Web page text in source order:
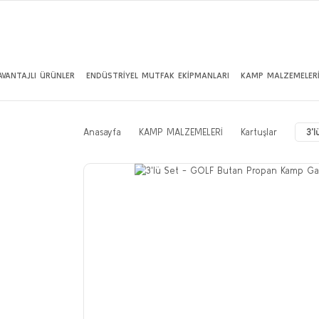
ÜRÜNLER ENDÜSTRİYEL MUTFAK EKİPMANLARI KAMP MALZEMELERİ
Anasayfa KAMP MALZEMELERİ Kartuşlar